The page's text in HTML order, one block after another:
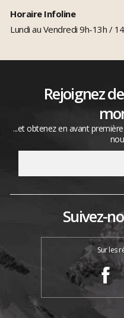
Horaire Infoline
Lundi au Vendredi 9h-13h /
Rejoignez
...et obtenez en avant
Suivez-
Sur les